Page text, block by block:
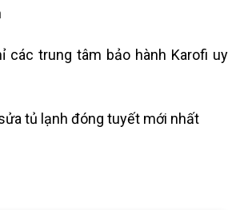
các trung tâm bảo hành Karofi uy
tủ lạnh đóng tuyết mới nhất